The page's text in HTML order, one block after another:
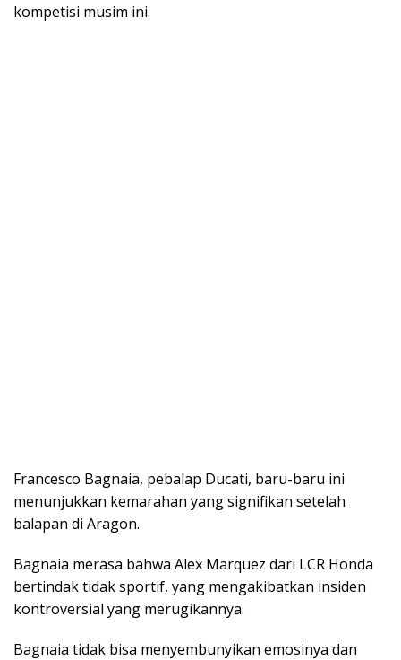
kompetisi musim ini.
Francesco Bagnaia, pebalap Ducati, baru-baru ini
menunjukkan kemarahan yang signifikan setelah
balapan di Aragon.
Bagnaia merasa bahwa Alex Marquez dari LCR Honda
bertindak tidak sportif, yang mengakibatkan insiden
kontroversial yang merugikannya.
Bagnaia tidak bisa menyembunyikan emosinya dan